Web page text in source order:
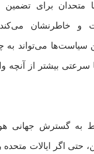
متحدان برای تضمین
و خاطرنشان
سیاست‌ها می‌تواند به
سرعتی بیشتر از آنچه
به گسترش جهانی
حتی اگر ایالات